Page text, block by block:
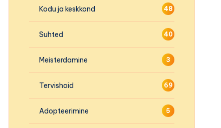
Kodu ja keskkond 48
Suhted 40
Meisterdamine 3
Tervishoid 69
Adopteerimine 5